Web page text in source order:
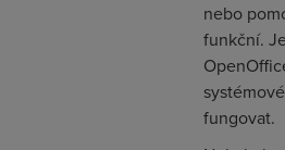
nebo
funkční.
fungovat.